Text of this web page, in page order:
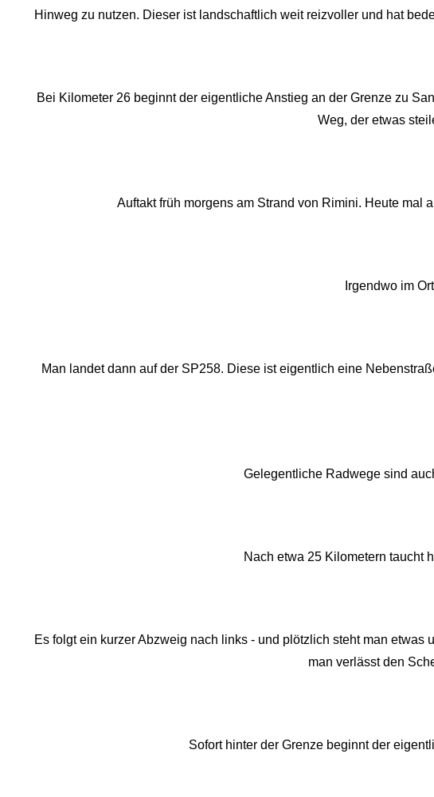
Hinweg zu nutzen. Dieser ist landschaftlich weit reizvoller und hat
Bei Kilometer 26 beginnt der eigentliche Anstieg an der Grenze zu
Weg, der etwas
Auftakt früh morgens am Strand von Rimini. Heute mal
Irgendwo im
Man landet dann auf der SP258. Diese ist eigentlich eine
Gelegentliche Radwege sind
Nach etwa 25 Kilometern taucht
Es folgt ein kurzer Abzweig nach links - und plötzlich steht man
man verlässt den
Sofort hinter der Grenze beginnt der